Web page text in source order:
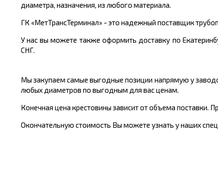
диаметра, назначения, из любого материала.
ГК «МетТрансТерминал» - это надежный поставщик
У нас вы можете также оформить доставку по
СНГ.
Мы закупаем самые выгодные позиции напрямую у
любых диаметров по выгодным для вас ценам.
Конечная цена крестовины зависит от объема поставки.
Окончательную стоимость Вы можете узнать у наших